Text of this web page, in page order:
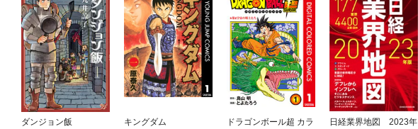
ダンジョン飯 キングダム
ドラゴンボール超 カラ
日経業界地図 2023年